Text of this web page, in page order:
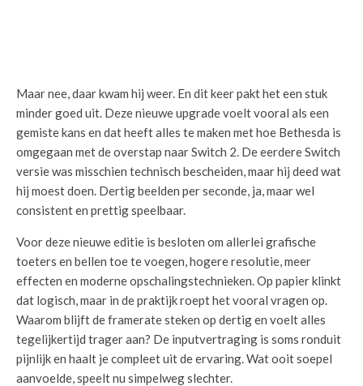
Maar nee, daar kwam hij weer. En dit keer pakt het een stuk
minder goed uit. Deze nieuwe upgrade voelt vooral als een
gemiste kans en dat heeft alles te maken met hoe Bethesda is
omgegaan met de overstap naar Switch 2. De eerdere Switch
versie was misschien technisch bescheiden, maar hij deed wat
hij moest doen. Dertig beelden per seconde, ja, maar wel
consistent en prettig speelbaar.
Voor deze nieuwe editie is besloten om allerlei grafische
toeters en bellen toe te voegen, hogere resolutie, meer
effecten en moderne opschalingstechnieken. Op papier klinkt
dat logisch, maar in de praktijk roept het vooral vragen op.
Waarom blijft de framerate steken op dertig en voelt alles
tegelijkertijd trager aan? De inputvertraging is soms ronduit
pijnlijk en haalt je compleet uit de ervaring. Wat ooit soepel
aanvoelde, speelt nu simpelweg slechter.